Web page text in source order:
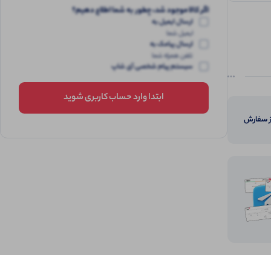
سفارش
اگر کالا موجود شد، چطور به شما اطلاع دهیم؟
ارسال ایمیل به
ایمیل شما
ارسال پیامک به
تلفن همراه شما
سیستم پیام شخصی آی شاپ
ابتدا وارد حساب کاربری شوید